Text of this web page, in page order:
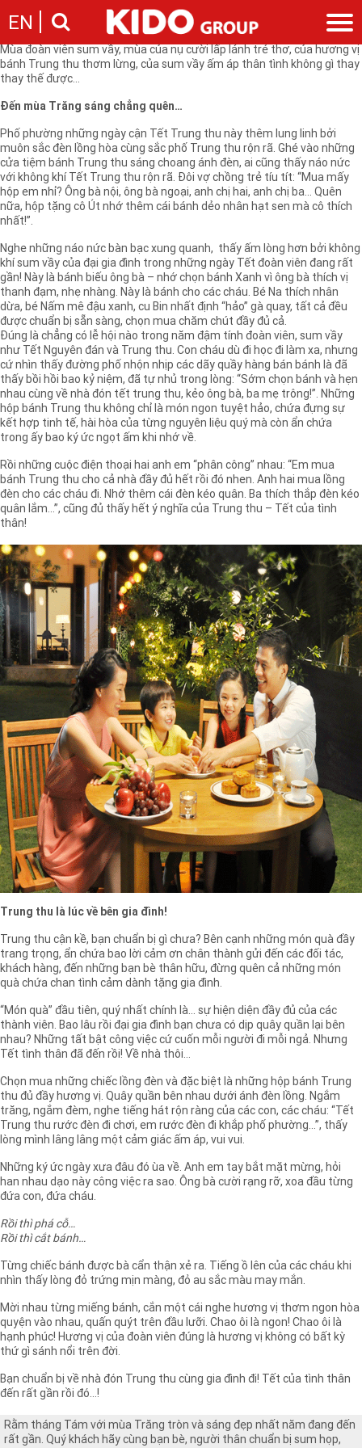
EN
Giới thiệu
Chặng đường
Cam kết của KIDO
Nhà sáng lập
Ngành hàng
Ngành gia vị
Ngành bánh
Tin tức
Tin tức & sự kiện
Thông cáo báo chí của tập đoàn
Nhà đầu tư
Thông điệp
Ban điều hành
Thông tin cổ phần
Các công ty thành viên
Liên hệ
Liên hệ
Nghề nghiệp
Giới thiệu
Nhu cầu tuyển dụng
Chạy xe đưa con đi học, nghe con líu lo: “Mẹ ơi, chừng nào mới tới Trung
thu? Mình mua bánh Trung thu, mua lồng đèn rồi sang nhà ông bà đi
mẹ! Người mẹ bất giác mỉm cười. Mùa Tết của tình thân đến thật gần!
Mùa đoàn viên sum vầy, mùa của nụ cười lấp lánh trẻ thơ, của hương vị
bánh Trung thu thơm lừng, của sum vầy ấm áp thân tình không gì thay
thay thế được…
Đến mùa Trăng sáng chẳng quên…
Phố phường những ngày cận Tết Trung thu này thêm lung linh bởi
muôn sắc đèn lồng hòa cùng sắc phố Trung thu rộn rã. Ghé vào những
cửa tiệm bánh Trung thu sáng choang ánh đèn, ai cũng thấy náo nức
với không khí Tết Trung thu rộn rã. Đôi vợ chồng trẻ tíu tít: “Mua mấy
hộp em nhỉ? Ông bà nội, ông bà ngoại, anh chị hai, anh chị ba… Quên
nữa, hộp tặng cô Út nhớ thêm cái bánh dẻo nhân hạt sen mà cô thích
nhất!”.
Nghe những náo nức bàn bạc xung quanh, thấy ấm lòng hơn bởi không
khí sum vầy của đại gia đình trong những ngày Tết đoàn viên đang rất
gần! Này là bánh biếu ông bà – nhớ chọn bánh Xanh vì ông bà thích vị
thanh đạm, nhẹ nhàng. Này là bánh cho các cháu. Bé Na thích nhân
dừa, bé Nấm mê đậu xanh, cu Bin nhất định “hảo” gà quay, tất cả đều
được chuẩn bị sẵn sàng, chọn mua chăm chút đầy đủ cả.
Đúng là chẳng có lễ hội nào trong năm đậm tính đoàn viên, sum vầy
như Tết Nguyên đán và Trung thu. Con cháu dù đi học đi làm xa, nhưng
cứ nhìn thấy đường phố nhộn nhịp các dãy quầy hàng bán bánh là đã
thấy bồi hồi bao kỷ niệm, đã tự nhủ trong lòng: “Sớm chọn bánh và hẹn
nhau cùng về nhà đón tết trung thu, kẻo ông bà, ba mẹ trông!”. Những
hộp bánh Trung thu không chỉ là món ngon tuyệt hảo, chứa đựng sự
kết hợp tinh tế, hài hòa của từng nguyên liệu quý mà còn ẩn chứa
trong ấy bao ký ức ngọt ấm khi nhớ về.
Rồi những cuộc điện thoại hai anh em “phân công” nhau: “Em mua
bánh Trung thu cho cả nhà đầy đủ hết rồi đó nhen. Anh hai mua lồng
đèn cho các cháu đi. Nhớ thêm cái đèn kéo quân. Ba thích thắp đèn kéo
quân lắm…”, cũng đủ thấy hết ý nghĩa của Trung thu – Tết của tình
thân!
Trung thu là lúc về bên gia đình!
Trung thu cận kề, bạn chuẩn bị gì chưa? Bên cạnh những món quà đầy
trang trọng, ẩn chứa bao lời cảm ơn chân thành gửi đến các đối tác,
khách hàng, đến những bạn bè thân hữu, đừng quên cả những món
quà chứa chan tình cảm dành tặng gia đình.
“Món quà” đầu tiên, quý nhất chính là… sự hiện diện đầy đủ của các
thành viên. Bao lâu rồi đại gia đình bạn chưa có dịp quây quần lại bên
nhau? Những tất bật công việc cứ cuốn mỗi người đi mỗi ngả. Nhưng
Tết tình thân đã đến rồi! Về nhà thôi…
Chọn mua những chiếc lồng đèn và đặc biệt là những hộp bánh Trung
thu đủ đầy hương vị. Quây quần bên nhau dưới ánh đèn lồng. Ngắm
trăng, ngắm đèm, nghe tiếng hát rộn ràng của các con, các cháu: “Tết
Trung thu rước đèn đi chơi, em rước đèn đi khắp phố phường…”, thấy
lòng mình lâng lâng một cảm giác ấm áp, vui vui.
Những ký ức ngày xưa đâu đó ùa về. Anh em tay bắt mặt mừng, hỏi
han nhau dạo này công việc ra sao. Ông bà cười rạng rỡ, xoa đầu từng
đứa con, đứa cháu.
Rồi thì phá cỗ…
Rồi thì cắt bánh…
Từng chiếc bánh được bà cẩn thận xẻ ra. Tiếng ồ lên của các cháu khi
nhìn thấy lòng đỏ trứng mịn màng, đỏ au sắc màu may mắn.
Mời nhau từng miếng bánh, cắn một cái nghe hương vị thơm ngon hòa
quyện vào nhau, quấn quýt trên đầu lưỡi. Chao ôi là ngon! Chao ôi là
hạnh phúc! Hương vị của đoàn viên đúng là hương vị không có bất kỳ
thứ gì sánh nổi trên đời.
Bạn chuẩn bị về nhà đón Trung thu cùng gia đình đi! Tết của tình thân
đến rất gần rồi đó…!
Rằm tháng Tám với mùa Trăng tròn và sáng đẹp nhất năm đang đến
rất gần. Quý khách hãy cùng bạn bè, người thân chuẩn bị sum họp,